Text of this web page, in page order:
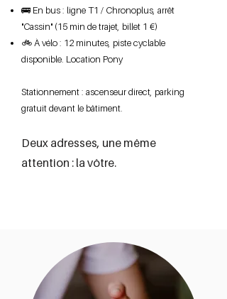
🚌 En bus : ligne T1 / Chronoplus, arrêt
"Cassin" (15 min de trajet, billet 1 €)
🚲 À vélo : 12 minutes, piste cyclable
disponible​. Location Pony
Stationnement : ascenseur direct, parking
gratuit devant le bâtiment.
Deux adresses, une même
attention : la vôtre.